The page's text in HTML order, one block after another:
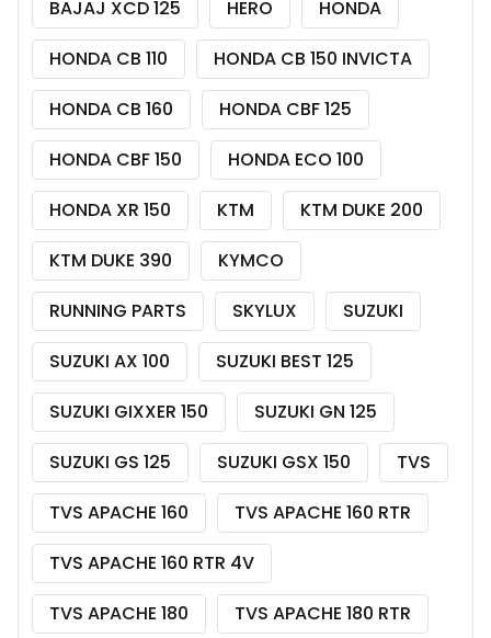
BAJAJ XCD 125
HERO
HONDA
HONDA CB 110
HONDA CB 150 INVICTA
HONDA CB 160
HONDA CBF 125
HONDA CBF 150
HONDA ECO 100
HONDA XR 150
KTM
KTM DUKE 200
KTM DUKE 390
KYMCO
RUNNING PARTS
SKYLUX
SUZUKI
SUZUKI AX 100
SUZUKI BEST 125
SUZUKI GIXXER 150
SUZUKI GN 125
SUZUKI GS 125
SUZUKI GSX 150
TVS
TVS APACHE 160
TVS APACHE 160 RTR
TVS APACHE 160 RTR 4V
TVS APACHE 180
TVS APACHE 180 RTR